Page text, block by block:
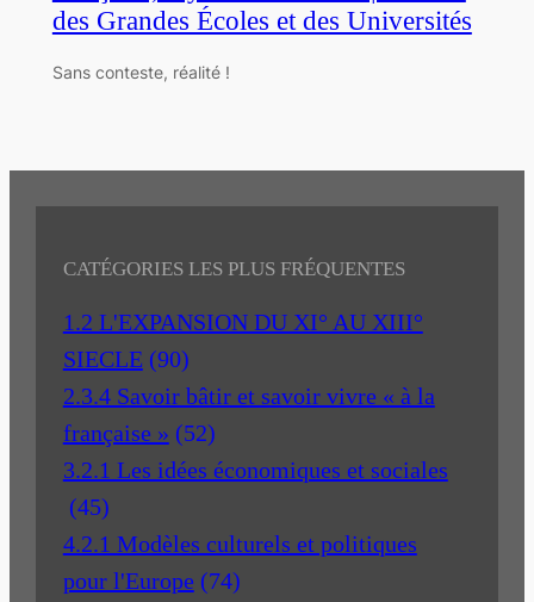
des Grandes Écoles et des Universités
Sans conteste, réalité !
CATÉGORIES LES PLUS FRÉQUENTES
1.2 L'EXPANSION DU XI° AU XIII°
SIECLE (90)
2.3.4 Savoir bâtir et savoir vivre « à la
française » (52)
3.2.1 Les idées économiques et sociales
(45)
4.2.1 Modèles culturels et politiques
pour l'Europe (74)